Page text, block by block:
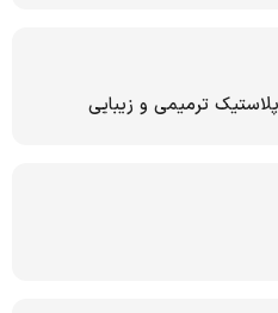
ترمیمی و زیبایی